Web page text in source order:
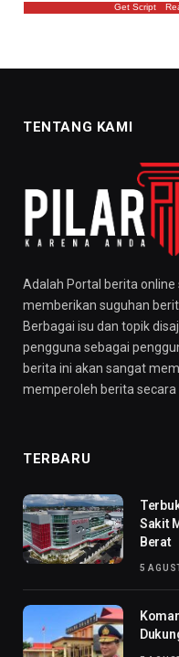
Get Script
TENTANG KAMI
Adalah Portal berita
memberikan suguhan
Berbagai isu dan topik
pengguna sebagai
berita ini akan sangat
memperoleh berita secara
TERBARU
Sakit
Berat
5